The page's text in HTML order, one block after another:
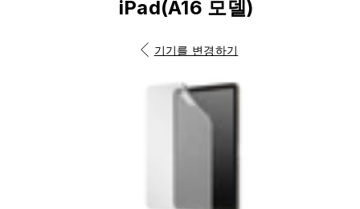
iPad(A16 모델)
기기를 변경하기